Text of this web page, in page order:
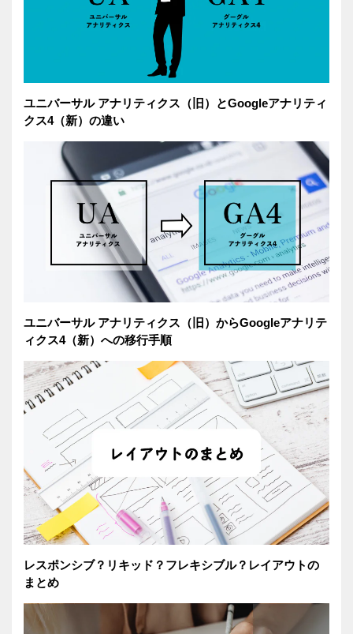
ユニバーサル アナリティクス（旧）とGoogleアナリティ
クス4（新）の違い
ユニバーサル アナリティクス（旧）からGoogleアナリテ
ィクス4（新）への移行手順
レスポンシブ？リキッド？フレキシブル？レイアウトの
まとめ